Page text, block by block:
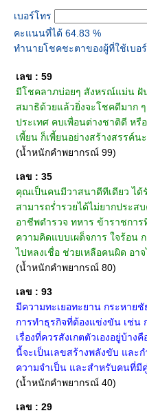
เบอร์โทร
คะแนนที่ได้ 64.83 %
ทำนายโชคชะตาของผู้ที่ใช้เบอร์
เลข : 59
มีโชคลาภบ่อยๆ สังหรณ์แม่น ฝั
สมาธิด้วยแล้วยิ่งจะโชคดีมาก
ประเทศ คบเพื่อนต่างชาติดี หรื
เพี้ยน ก็เพี้ยนอย่างสร้างสรรค์
(น้ำหนักคำพยากรณ์ 99)
เลข : 35
คุณเป็นคนมีวาสนาดีทีเดียว ไ
สามารถร่ำรวยได้ไม่ยากประส
อาชีพตำรวจ ทหาร ข้าราชกา
ความคิดแบบเผด็จการ ใจร้อน
ไปหลงเชื่อ ช่วยเหลือคนผิด อาจ
(น้ำหนักคำพยากรณ์ 80)
เลข : 93
มีความทะเยอทะยาน กระหายชั
การทำธุรกิจที่ต้องแข่งขัน เช่น
เรื่องที่ควรสังเกตตัวเองอยู่บ้า
นี้จะเป็นเลขสร้างพลังขับ และก
ความจำเป็น และสำหรับคนที่มี
(น้ำหนักคำพยากรณ์ 40)
เลข : 29